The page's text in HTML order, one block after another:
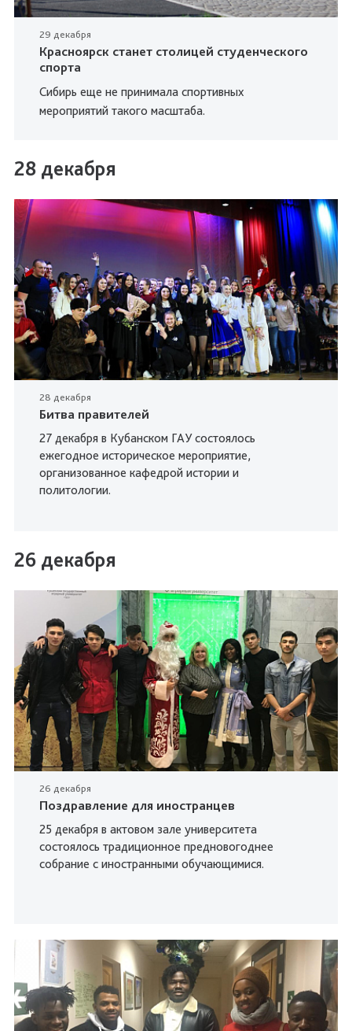
29 декабря
Красноярск станет столицей студенческого
спорта
Сибирь еще не принимала спортивных
мероприятий такого масштаба.
28 декабря
28 декабря
Битва правителей
27 декабря в Кубанском ГАУ состоялось
ежегодное историческое мероприятие,
организованное кафедрой истории и
политологии.
26 декабря
26 декабря
Поздравление для иностранцев
25 декабря в актовом зале университета
состоялось традиционное предновогоднее
собрание с иностранными обучающимися.